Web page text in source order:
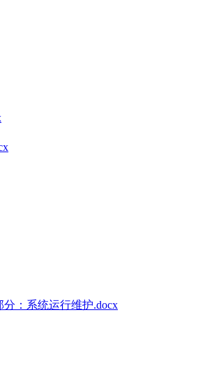
分：系统运行维护.docx